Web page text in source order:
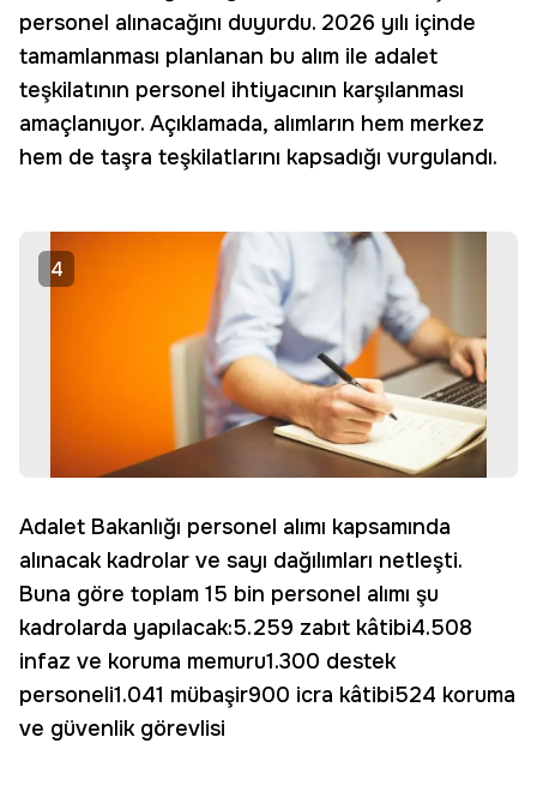
personel alınacağını duyurdu. 2026 yılı içinde
tamamlanması planlanan bu alım ile adalet
teşkilatının personel ihtiyacının karşılanması
amaçlanıyor. Açıklamada, alımların hem merkez
hem de taşra teşkilatlarını kapsadığı vurgulandı.
4
Adalet Bakanlığı personel alımı kapsamında
alınacak kadrolar ve sayı dağılımları netleşti.
Buna göre toplam 15 bin personel alımı şu
kadrolarda yapılacak:5.259 zabıt kâtibi4.508
infaz ve koruma memuru1.300 destek
personeli1.041 mübaşir900 icra kâtibi524 koruma
ve güvenlik görevlisi